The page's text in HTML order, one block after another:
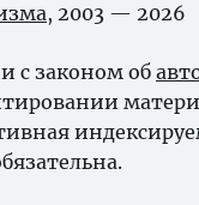
, 2003 — 2026
с законом об